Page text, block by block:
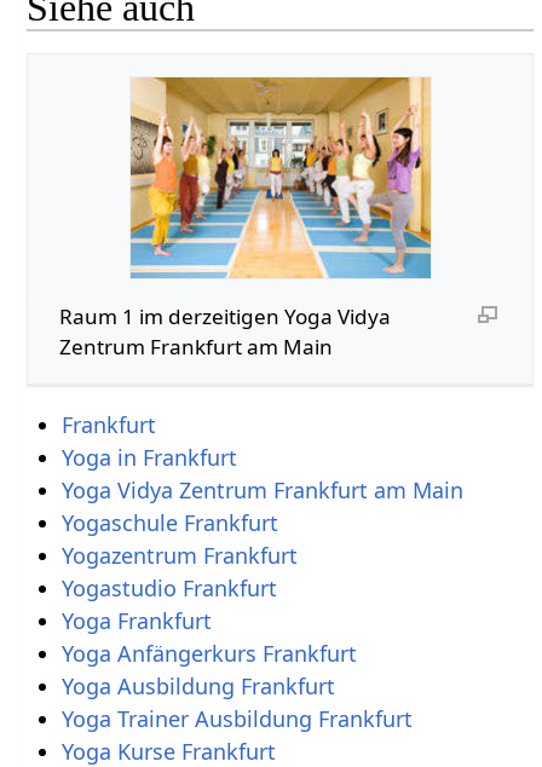
Raum 1 im derzeitigen Yoga Vidya
Zentrum Frankfurt am Main
Frankfurt
Yoga in Frankfurt
Yoga Vidya Zentrum Frankfurt am Main
Yogaschule Frankfurt
Yogazentrum Frankfurt
Yogastudio Frankfurt
Yoga Frankfurt
Yoga Anfängerkurs Frankfurt
Yoga Ausbildung Frankfurt
Yoga Trainer Ausbildung Frankfurt
Yoga Kurse Frankfurt